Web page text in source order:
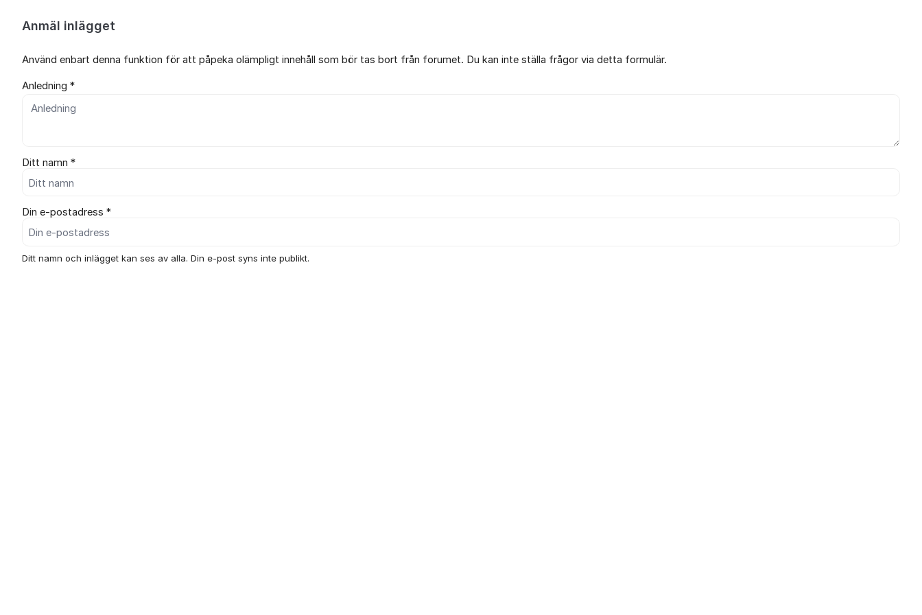
Anmäl inlägget
Använd enbart denna funktion för att påpeka olämpligt innehåll som bör tas bort från forumet. Du kan inte ställa frågor via detta formulär.
Anledning *
Ditt namn *
Din e-postadress *
Ditt namn och inlägget kan ses av alla. Din e-post syns inte publikt.